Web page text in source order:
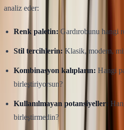
analiz eder:
Renk paletin: Gardırobunu hangi
Stil tercihlerin: Klasik, modern,
Kombinasyon kalıpların: Hangi
birleştiriyorsun?
Kullanılmayan potansiyeller:
birleştirmedin?